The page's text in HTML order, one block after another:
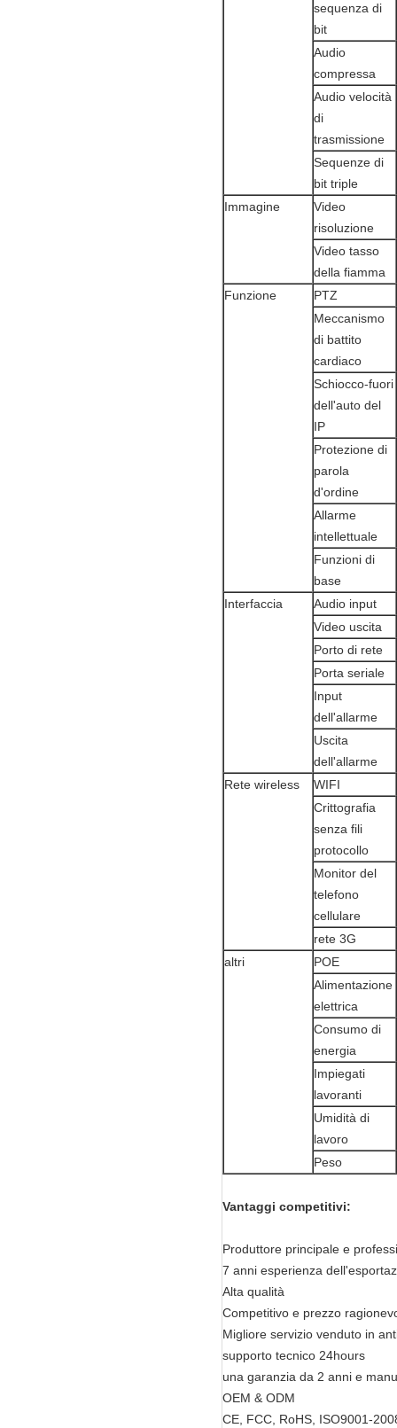
sequenza di
bit
Audio
compressa
Audio velocità
di
trasmissione
Sequenze di
bit triple
Immagine
Video
risoluzione
Video tasso
della fiamma
Funzione
PTZ
Meccanismo
di battito
cardiaco
Schiocco-fuori
dell'auto del
IP
Protezione di
parola
d'ordine
Allarme
intellettuale
Funzioni di
base
Interfaccia
Audio input
Video uscita
Porto di rete
Porta seriale
Input
dell'allarme
Uscita
dell'allarme
Rete wireless
WIFI
Crittografia
senza fili
protocollo
Monitor del
telefono
cellulare
rete 3G
altri
POE
Alimentazione
elettrica
Consumo di
energia
Impiegati
lavoranti
Umidità di
lavoro
Peso
Vantaggi competitivi:
Produttore principale e
7 anni esperienza
Alta qualità
Competitivo e prezzo
Migliore servizio venduto in
supporto tecnico 24hours
una garanzia da 2 anni e
OEM & ODM
CE, FCC, RoHS, ISO9001-